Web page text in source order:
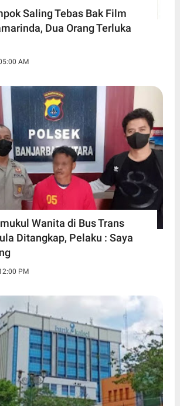
Saling Tebas Bak Film
Dua Orang Terluka
AM
Wanita di Bus Trans
Ditangkap, Pelaku : Saya
PM